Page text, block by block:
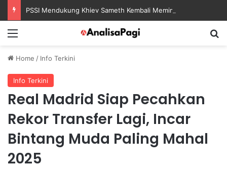
Home / Info Terkini
Info Terkini
Real Madrid Siap Pecahkan
Rekor Transfer Lagi, Incar
Bintang Muda Paling Mahal
2025